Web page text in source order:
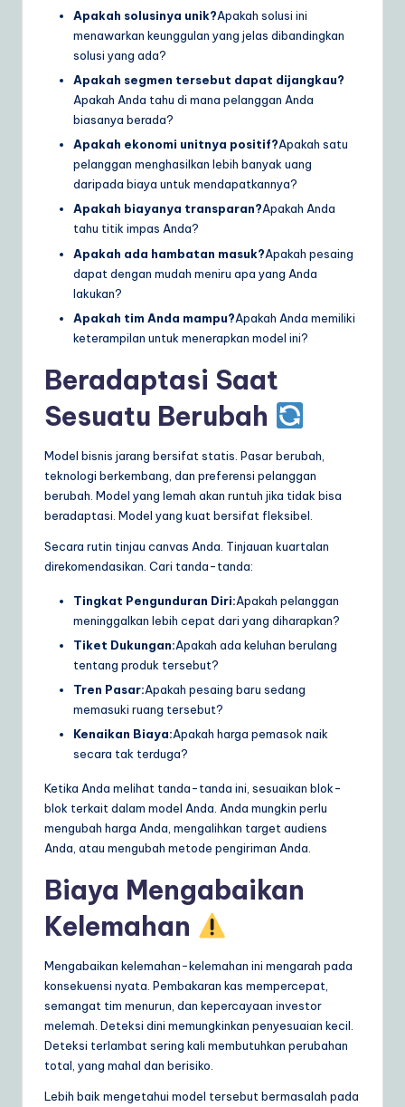
Apakah solusinya unik?Apakah solusi ini
menawarkan keunggulan yang jelas dibandingkan
solusi yang ada?
Apakah segmen tersebut dapat dijangkau?
Apakah Anda tahu di mana pelanggan Anda
biasanya berada?
Apakah ekonomi unitnya positif?Apakah satu
pelanggan menghasilkan lebih banyak uang
daripada biaya untuk mendapatkannya?
Apakah biayanya transparan?Apakah Anda
tahu titik impas Anda?
Apakah ada hambatan masuk?Apakah pesaing
dapat dengan mudah meniru apa yang Anda
lakukan?
Apakah tim Anda mampu?Apakah Anda memiliki
keterampilan untuk menerapkan model ini?
Beradaptasi Saat
Sesuatu Berubah
Model bisnis jarang bersifat statis. Pasar berubah,
teknologi berkembang, dan preferensi pelanggan
berubah. Model yang lemah akan runtuh jika tidak bisa
beradaptasi. Model yang kuat bersifat fleksibel.
Secara rutin tinjau canvas Anda. Tinjauan kuartalan
direkomendasikan. Cari tanda-tanda:
Tingkat Pengunduran Diri:Apakah pelanggan
meninggalkan lebih cepat dari yang diharapkan?
Tiket Dukungan:Apakah ada keluhan berulang
tentang produk tersebut?
Tren Pasar:Apakah pesaing baru sedang
memasuki ruang tersebut?
Kenaikan Biaya:Apakah harga pemasok naik
secara tak terduga?
Ketika Anda melihat tanda-tanda ini, sesuaikan blok-
blok terkait dalam model Anda. Anda mungkin perlu
mengubah harga Anda, mengalihkan target audiens
Anda, atau mengubah metode pengiriman Anda.
Biaya Mengabaikan
Kelemahan
Mengabaikan kelemahan-kelemahan ini mengarah pada
konsekuensi nyata. Pembakaran kas mempercepat,
semangat tim menurun, dan kepercayaan investor
melemah. Deteksi dini memungkinkan penyesuaian kecil.
Deteksi terlambat sering kali membutuhkan perubahan
total, yang mahal dan berisiko.
Lebih baik mengetahui model tersebut bermasalah pada